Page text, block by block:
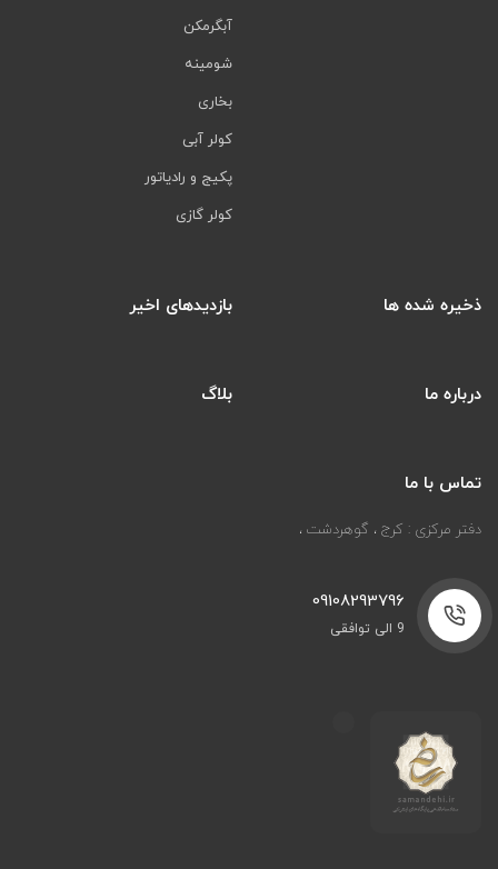
آبگرمکن
شومینه
بخاری
کولر آبی
پکیج و رادیاتور
کولر گازی
ذخیره شده ها بازدیدهای اخیر
درباره ما بلاگ
تماس با ما
دفتر مرکزی : کرج ، گوهردشت ،
09108293796
9 الی توافقی